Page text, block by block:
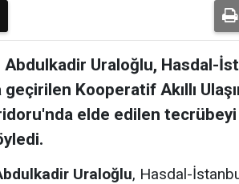
Abdulkadir Uraloğlu, Hasdal-
geçirilen Kooperatif Akıllı
elde edilen
Uraloğlu, Hasdal-